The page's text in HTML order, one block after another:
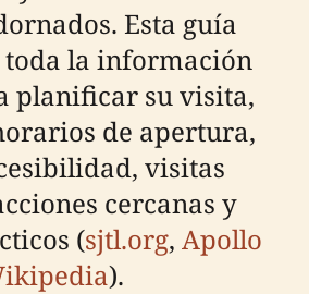
Esta guía
la información
planificar su visita,
de apertura,
visitas
cercanas y
(sjtl.org, Apollo
).